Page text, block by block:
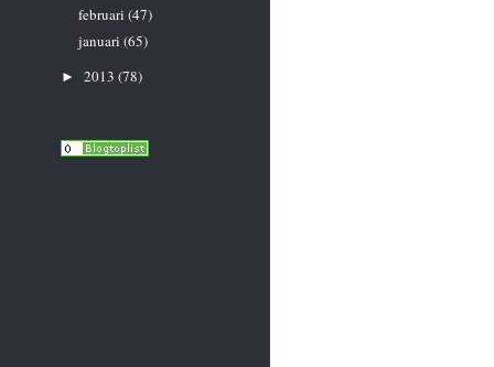
februari (47)
januari (65)
► 2013 (78)